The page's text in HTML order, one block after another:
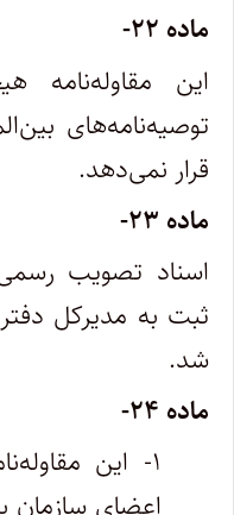
ماده ۲۲-
این مقاوله‌نامه
توصیه‌نامه‌های
قرار نمی‌دهد.
ماده ۲۳-
اسناد تصویب رسمی
ثبت به مدیرکل دفتر
شد.
ماده ۲۴-
۱- این
اعضای سازمان